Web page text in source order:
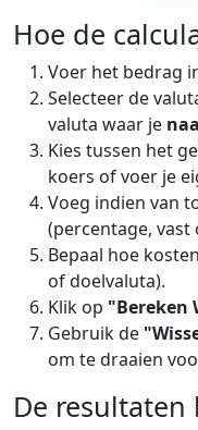
Hoe de
Voer het bedrag
Selecteer de
valuta waar je
Kies tussen het
koers of voer je
Voeg indien van
(percentage, vast
Bepaal hoe
of doelvaluta).
Klik op "Bereken
Gebruik de
om te draaien
De